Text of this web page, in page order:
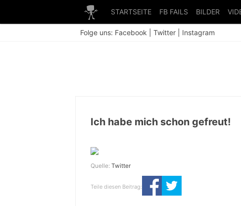
STARTSEITE FB FAILS BILDER
Folge uns: Facebook Twitter Instagram
Ich habe mich schon gefreut!
Quelle: Twitter
Teile diesen Beitrag: